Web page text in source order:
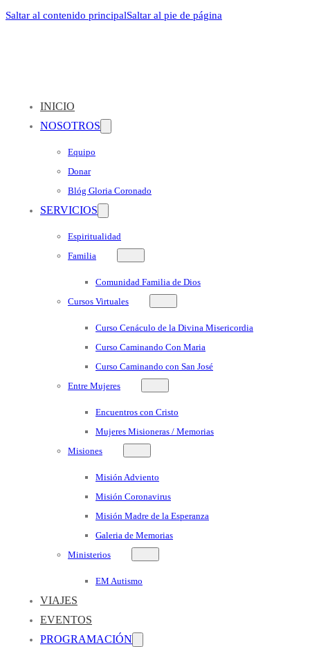
Saltar al contenido principalSaltar al pie de página
INICIO
NOSOTROS
Equipo
Donar
Blóg Gloria Coronado
SERVICIOS
Espiritualidad
Familia
Comunidad Familia de Dios
Cursos Virtuales
Curso Cenáculo de la Divina Misericordia
Curso Caminando Con Maria
Curso Caminando con San José
Entre Mujeres
Encuentros con Cristo
Mujeres Misioneras / Memorias
Misiones
Misión Adviento
Misión Coronavirus
Misión Madre de la Esperanza
Galeria de Memorias
Ministerios
EM Autismo
VIAJES
EVENTOS
PROGRAMACIÓN